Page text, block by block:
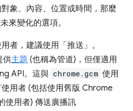
象、內容、位置或時間，那麼
來變化的選項。
者，建議使用「推送」。
供主題 (也稱為管道)，但僅適用
API。這與 chrome.gcm 使用
用者 (包括使用舊版 Chrome
使用者) 傳送廣播訊